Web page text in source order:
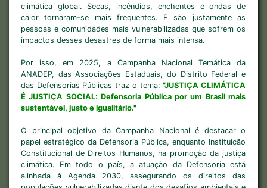
climática global. Secas, incêndios, enchentes e ondas de
calor tornaram-se mais frequentes. E são justamente as
pessoas e comunidades mais vulnerabilizadas que sofrem os
impactos desses desastres de forma mais intensa.
Por isso, em 2025, a Campanha Nacional Temática da
ANADEP, das Associações Estaduais, do Distrito Federal e
das Defensorias Públicas traz o tema:"JUSTIÇA CLIMÁTICA
É JUSTIÇA SOCIAL: Defensoria Pública por um Brasil mais
sustentável, justo e igualitário."
O principal objetivo da Campanha Nacional é destacar o
papel estratégico da Defensoria Pública, enquanto Instituição
Constitucional de Direitos Humanos, na promoção da justiça
climática. Em todo o país, a atuação da Defensoria está
alinhada à Agenda 2030, assegurando os direitos das